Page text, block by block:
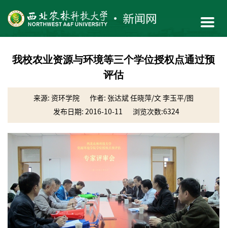
我校农业资源与环境等三个学位授权点通过预
评估
来源: 资环学院
作者: 张达斌 任晓萍/文 李玉平/图
发布日期: 2016-10-11
浏览次数:6324